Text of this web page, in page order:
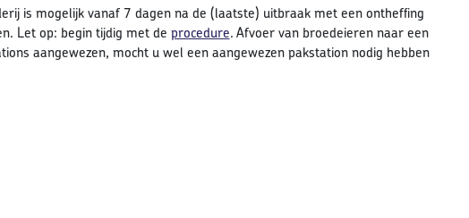
is mogelijk vanaf 7 dagen na de (laatste) uitbraak met een ontheffing
Let op: begin tijdig met de procedure. Afvoer van broedeieren naar een
aangewezen, mocht u wel een aangewezen pakstation nodig hebben